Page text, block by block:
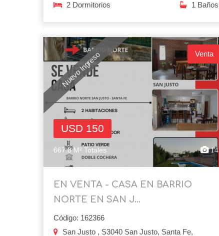
2 Dormitorios 1 Baños
Nuevo Ingreso Venta
USD 150
667.8 M² Totales 14
EN VENTA - CASA EN BARRIO
NORTE EN SAN J...
Código: 162366
San Justo , S3040 San Justo, Santa Fe,